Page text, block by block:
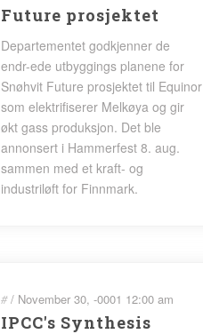
Future prosjektet
Departementet godkjenner de
endr-ede utbyggings planene for
Snøhvit Future prosjektet til Equinor
som elektrifiserer Melkøya og gir
økt gass produksjon. Det ble
annonsert i Hammerfest 8. aug.
sammen med et kraft- og
industriløft for Finnmark.
#/ November 30, -0001 12:00 am
IPCC's Synthesis